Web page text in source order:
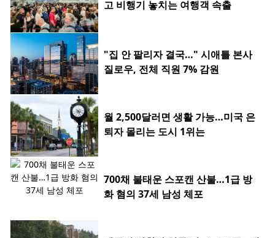
고 비행기 놓치는 여행객 속출
"집 안 팔리자 결국…" 시애틀 본사
질로우, 전체 직원 7% 감원
월 2,500달러면 생활 가능…미국 은
퇴자 몰리는 도시 1위는
700채 불태운 스포캔 산불…1급 방
화 혐의 37세 남성 체포